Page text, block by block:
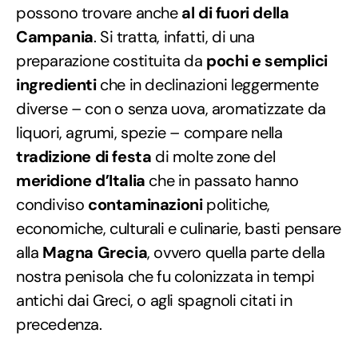
possono trovare ancheal di fuori della
Campania. Si tratta, infatti, di una
preparazione costituita da pochi e semplici
ingredientiche in declinazioni leggermente
diverse – con o senza uova, aromatizzate da
liquori, agrumi, spezie – compare nella
tradizione di festa di molte zone del
meridione d’Italia che in passato hanno
condiviso contaminazionipolitiche,
economiche, culturali e culinarie, basti pensare
alla Magna Grecia, ovvero quella parte della
nostra penisola che fu colonizzata in tempi
antichi dai Greci, o agli spagnoli citati in
precedenza.